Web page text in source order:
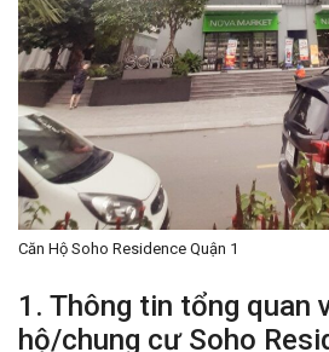
Căn Hộ Soho Residence Quận 1
1. Thông tin tổng quan
hộ/chung cư Soho